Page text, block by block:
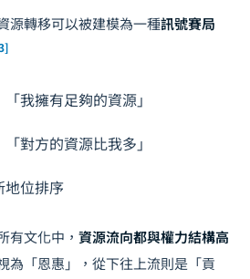
源轉移可以被建模為一種訊號賽局
我擁有足夠的資源」
對方的資源比我多」
地位排序
有文化中， 資源流向都與權力結構高
為「恩惠」，從下往上流則是「貢